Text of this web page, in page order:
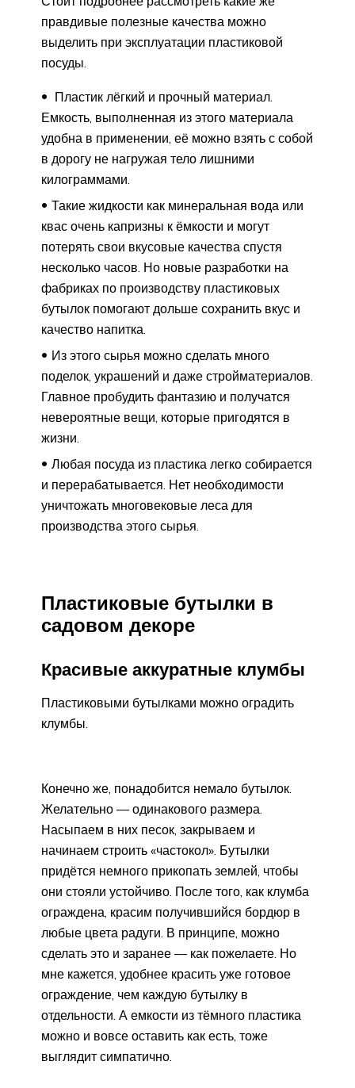
правдивые полезные качества можно
выделить при эксплуатации пластиковой
посуды.
Пластик лёгкий и прочный материал.
Емкость, выполненная из этого материала
удобна в применении, её можно взять с собой
в дорогу не нагружая тело лишними
килограммами.
Такие жидкости как минеральная вода или
квас очень капризны к ёмкости и могут
потерять свои вкусовые качества спустя
несколько часов. Но новые разработки на
фабриках по производству пластиковых
бутылок помогают дольше сохранить вкус и
качество напитка.
Из этого сырья можно сделать много
поделок, украшений и даже стройматериалов.
Главное пробудить фантазию и получатся
невероятные вещи, которые пригодятся в
жизни.
Любая посуда из пластика легко собирается
и перерабатывается. Нет необходимости
уничтожать многовековые леса для
производства этого сырья.
Пластиковые бутылки в
садовом декоре
Красивые аккуратные клумбы
Пластиковыми бутылками можно оградить
клумбы.
Конечно же, понадобится немало бутылок.
Желательно — одинакового размера.
Насыпаем в них песок, закрываем и
начинаем строить «частокол». Бутылки
придётся немного прикопать землей, чтобы
они стояли устойчиво. После того, как клумба
ограждена, красим получившийся бордюр в
любые цвета радуги. В принципе, можно
сделать это и заранее — как пожелаете. Но
мне кажется, удобнее красить уже готовое
ограждение, чем каждую бутылку в
отдельности. А емкости из тёмного пластика
можно и вовсе оставить как есть, тоже
выглядит симпатично.